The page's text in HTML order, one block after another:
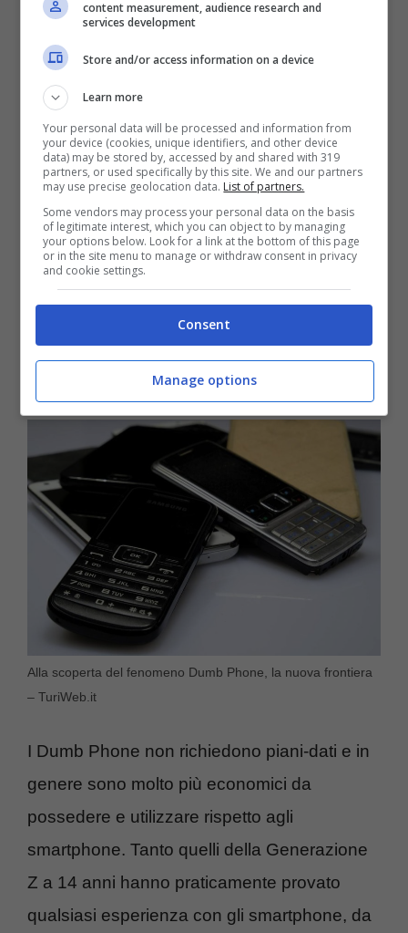
ritorno al medioevo tecnologico grazie alla
resurrezione di tutti quei cellulari nati senza
avere l’online illimitato incorporato, con
pochissime funzioni in dotazione oltre le
chiamate. Detto in inglese fa più effetto: ma il
Dumb Phone che ha stuzzicato la curiosità
dell’autorevole Wall Street Journal, ma anche
altri quotidiani internazionali, altro non è che
l’utilizzo di un telefonino che, a differenza di
uno smartphone,ha le capacità di
elaborazione o Internet al minimo, quasi
Alla scoperta del fenomeno Dumb Phone, la nuova frontiera
– TuriWeb.it
I Dumb Phone non richiedono piani-dati e in
genere sono molto più economici da
possedere e utilizzare rispetto agli
smartphone. Tanto quelli della Generazione
Z a 14 anni hanno praticamente provato
qualsiasi esperienza con gli smartphone, da
content measurement, audience research and
services development
Store and/or access information on a device
Learn more
Your personal data will be processed and information from
your device (cookies, unique identifiers, and other device
data) may be stored by, accessed by and shared with 319
partners, or used specifically by this site. We and our partners
may use precise geolocation data. List of partners.
Some vendors may process your personal data on the basis
of legitimate interest, which you can object to by managing
your options below. Look for a link at the bottom of this page
or in the site menu to manage or withdraw consent in privacy
and cookie settings.
Consent
Manage options